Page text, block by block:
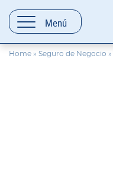
contenido
Menú
Home » Seguro de Negocio »